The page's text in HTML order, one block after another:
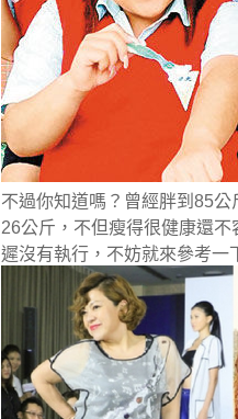
不過你知道嗎？曾經胖到85
26公斤，不但瘦得很健康還
遲沒有執行，不妨就來參考一